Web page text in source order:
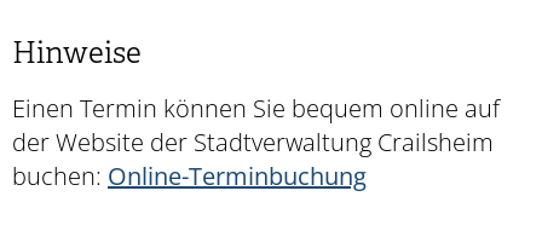
Hinweise
Einen Termin können Sie bequem online auf
der Website der Stadtverwaltung Crailsheim
buchen: Online-Terminbuchung